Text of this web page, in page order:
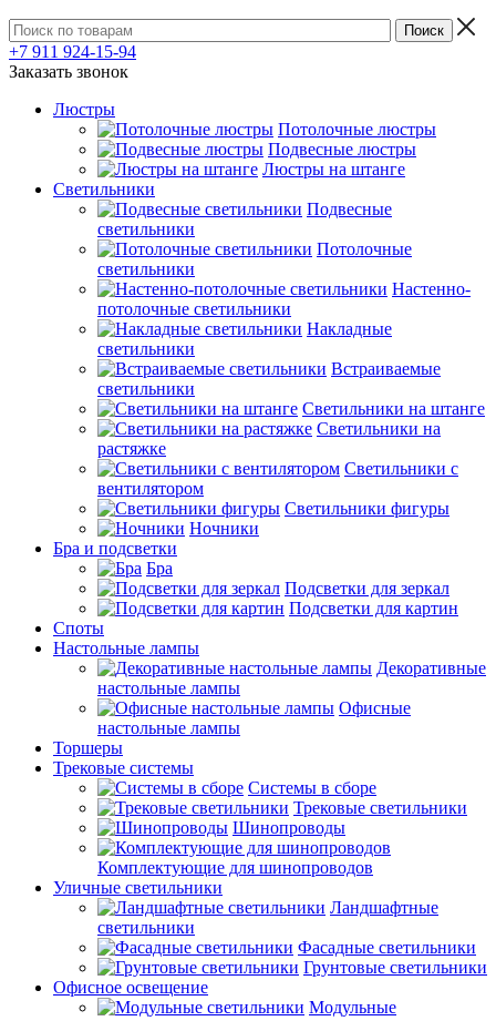
+7 911 924-15-94
Заказать звонок
Люстры
Потолочные люстры
Подвесные люстры
Люстры на штанге
Светильники
Подвесные
светильники
Потолочные
светильники
Настенно-
потолочные светильники
Накладные
светильники
Встраиваемые
светильники
Светильники на штанге
Светильники на
растяжке
Светильники с
вентилятором
Светильники фигуры
Ночники
Бра и подсветки
Бра
Подсветки для зеркал
Подсветки для картин
Споты
Настольные лампы
Декоративные
настольные лампы
Офисные
настольные лампы
Торшеры
Трековые системы
Системы в сборе
Трековые светильники
Шинопроводы
Комплектующие для шинопроводов
Уличные светильники
Ландшафтные
светильники
Фасадные светильники
Грунтовые светильники
Офисное освещение
Модульные